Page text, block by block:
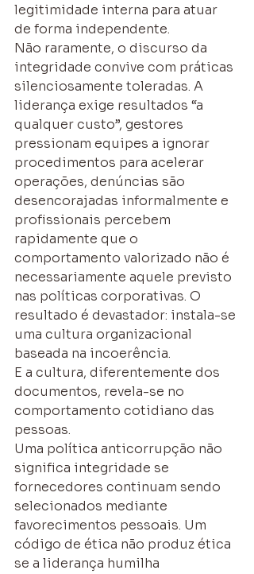
legitimidade interna para atuar
de forma independente.
Não raramente, o discurso da
integridade convive com práticas
silenciosamente toleradas. A
liderança exige resultados “a
qualquer custo”, gestores
pressionam equipes a ignorar
procedimentos para acelerar
operações, denúncias são
desencorajadas informalmente e
profissionais percebem
rapidamente que o
comportamento valorizado não é
necessariamente aquele previsto
nas políticas corporativas. O
resultado é devastador: instala-se
uma cultura organizacional
baseada na incoerência.
E a cultura, diferentemente dos
documentos, revela-se no
comportamento cotidiano das
pessoas.
Uma política anticorrupção não
significa integridade se
fornecedores continuam sendo
selecionados mediante
favorecimentos pessoais. Um
código de ética não produz ética
se a liderança humilha